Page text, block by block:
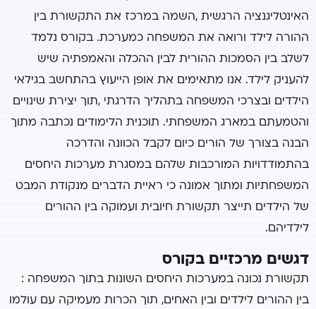
האינטליגנציה הרגשית ,השמה במרכז את התקשורת בין
ההורה לילד ורואה את המשפחה כמערכת. בקורס נלמד
לשלב בין הסמכות ההורית לבין ההכלה והאמפתיה שיש
להעניק לילד. אנו מתאימים את אופן הייעוץ בהתחשב בגילאי
הילדים ובצרכי המשפחה בתהליך הדרגתי ,תוך יצירת שינויים
והטמעתם במארג המשפחתי. תוכנית הלימודים נכתבה מתוך
הבנה בצורך של הורים כיום לקבל הכוונה והדרכה
בהתמודדויות המורכבות שלהם במסגרת מערכות היחסים
המשפחתיות ומתוך אמונה כי ראיית הדברים מנקודת המבט
של הילדים תייצר תקשורת חיובית ועמוקה בין ההורים
לילדיהם.
דגשים מרכזיים בקורס
תקשורת נכונה במערכות היחסים השונות בתוך המשפחה :
בין ההורים לילדים ובין האחים, תוך הכרות מעמיקה עם עולמו